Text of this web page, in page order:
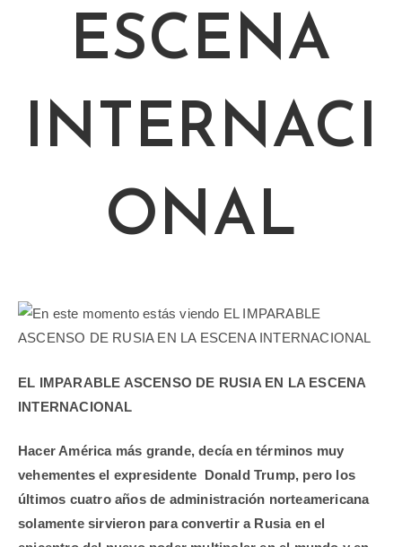
ESCENA
INTERNACI
ONAL
EL IMPARABLE ASCENSO DE RUSIA EN LA ESCENA
INTERNACIONAL
Hacer América más grande, decía en términos muy
vehementes el expresidente Donald Trump, pero los
últimos cuatro años de administración norteamericana
solamente sirvieron para convertir a Rusia en el